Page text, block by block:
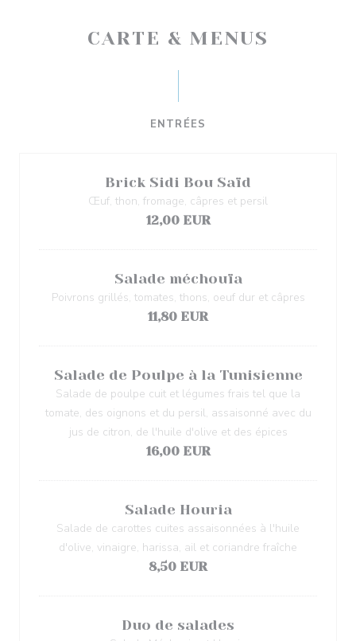
CARTE & MENUS
ENTRÉES
Brick Sidi Bou Saïd
Œuf, thon, fromage, câpres et persil
12,00 EUR
Salade méchouïa
Poivrons grillés, tomates, thons, oeuf dur et câpres
11,80 EUR
Salade de Poulpe à la Tunisienne
Salade de poulpe cuit et légumes frais tel que la
tomate, des oignons et du persil, assaisonné avec du
jus de citron, de l'huile d'olive et des épices
16,00 EUR
Salade Houria
Salade de carottes cuites assaisonnées à l'huile
d'olive, vinaigre, harissa, ail et coriandre fraîche
8,50 EUR
Duo de salades